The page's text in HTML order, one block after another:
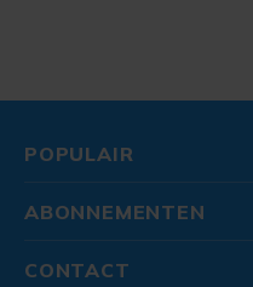
POPULAIR
ABONNEMENTEN
CONTACT